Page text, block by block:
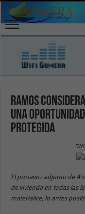
Ramos
una
protegida
El portavoz adjunto de
de vivienda en todas las
materialice, lo antes